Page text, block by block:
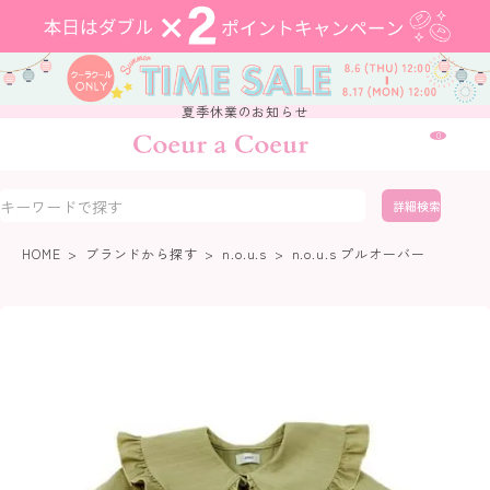
夏季休業のお知らせ
0
詳細検索
HOME ブランドから探す n.o.u.s n.o.u.s プルオーバー